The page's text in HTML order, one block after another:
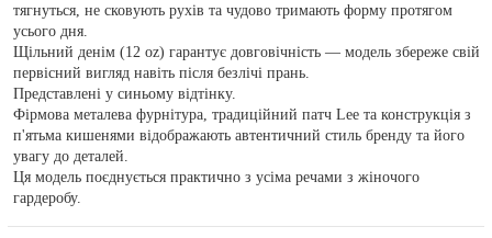
тягнуться, не сковують рухів та чудово тримають форму протягом
усього дня.
Щільний денім (12 oz) гарантує довговічність — модель збереже свій
первісний вигляд навіть після безлічі прань.
Представлені у синьому відтінку.
Фірмова металева фурнітура, традиційний патч Lee та конструкція з
п'ятьма кишенями відображають автентичний стиль бренду та його
увагу до деталей.
Ця модель поєднується практично з усіма речами з жіночого
гардеробу.